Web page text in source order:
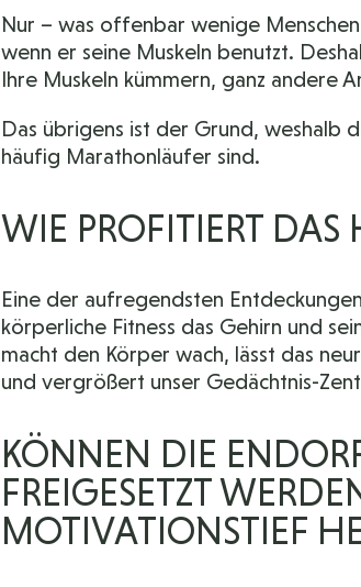
Nur – was offenbar wenige
wenn er seine Muskeln benutzt.
Ihre Muskeln kümmern, ganz andere
Das übrigens ist der Grund, weshalb
häufig Marathonläufer sind.
WIE PROFITIERT DAS
Eine der aufregendsten
körperliche Fitness das Gehirn und
macht den Körper wach, lässt das
und vergrößert unser Gedächtnis-
KÖNNEN DIE
FREIGESETZT
MOTIVATIONSTIEF